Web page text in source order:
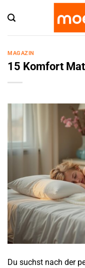
Inhalt
MAGAZIN
15 Komfort
Du suchst nach der